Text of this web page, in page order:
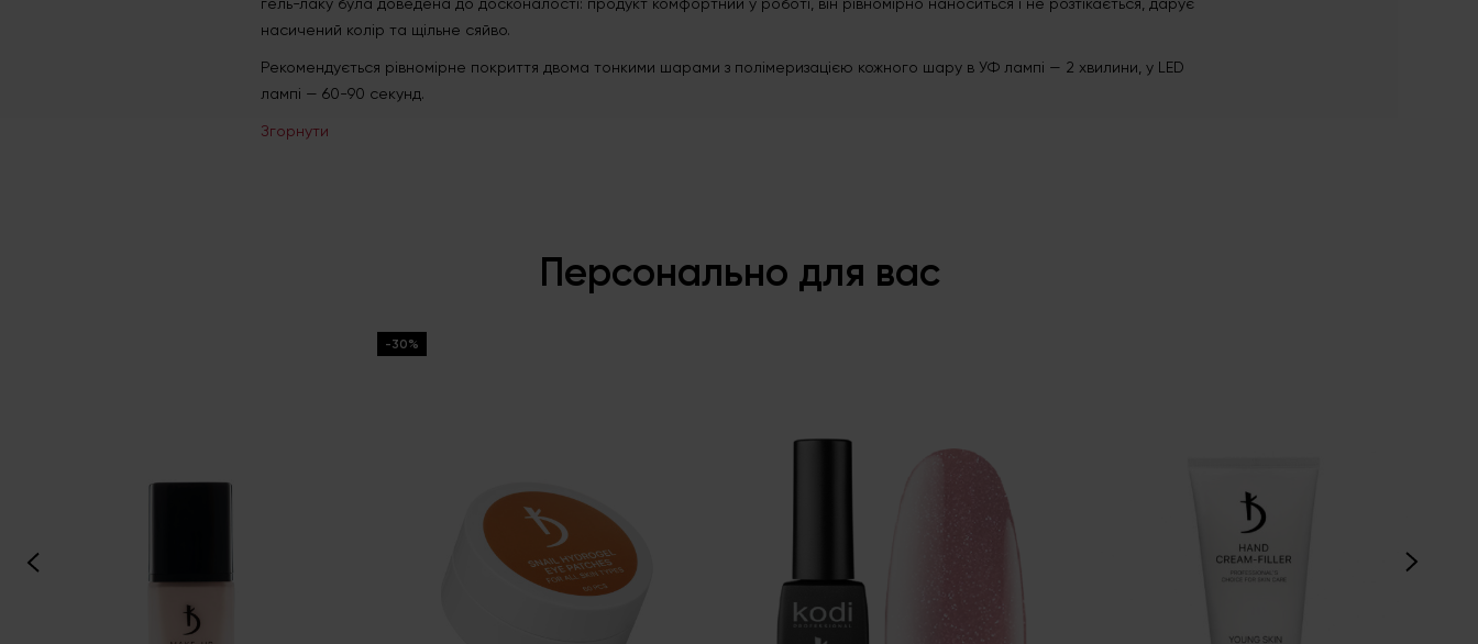
насичений колір та щільне сяйво.
Рекомендується рівномірне покриття двома тонкими шарами з полімеризацією кожного шару в УФ лампі — 2 хвилини, у LED
лампі — 60-90 секунд.
Згорнути
Персонально для вас
-30%